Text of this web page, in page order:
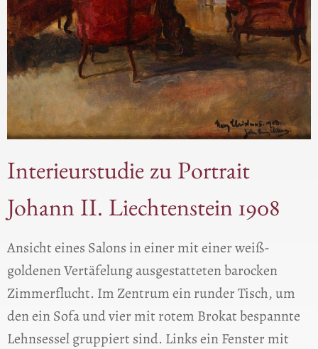
Interieurstudie zu Portrait
Johann II. Liechtenstein 1908
Ansicht eines Salons in einer mit einer weiß-
goldenen Vertäfelung ausgestatteten barocken
Zimmerflucht. Im Zentrum ein runder Tisch, um
den ein Sofa und vier mit rotem Brokat bespannte
Lehnsessel gruppiert sind. Links ein Fenster mit